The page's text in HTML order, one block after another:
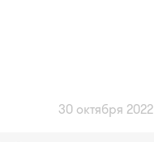
30 октября 2022